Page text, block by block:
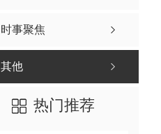
时事聚焦
其他
热门推荐